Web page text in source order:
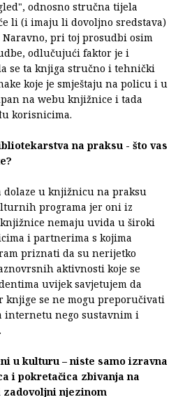
odnosno stručna tijela
li (i imaju li dovoljno sredstava)
pri toj prosudbi osim
odlučujući faktor je i
se ta knjiga stručno i tehnički
koje je smještaju na policu i u
na webu knjižnice i tada
korisnicima.
na praksu - što vas
u knjižnicu na praksu
programa jer oni iz
nemaju uvida u široki
i partnerima s kojima
priznati da su nerijetko
aktivnosti koje se
uvijek savjetujem da
se ne mogu preporučivati
internetu nego sustavnim i
u kulturu – niste samo izravna
i pokretačica zbivanja na
njezinom